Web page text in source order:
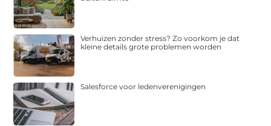
Verhuizen zonder stress? Zo voorkom je dat
kleine details grote problemen worden
Salesforce voor ledenverenigingen